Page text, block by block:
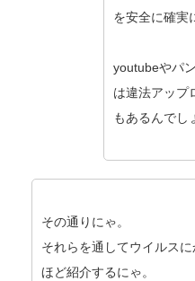
を安全に確実
youtubeやパ
は違法アップ
もあるんでし
その通りにゃ。
それらを通してウイルス
ほど紹介するにゃ。